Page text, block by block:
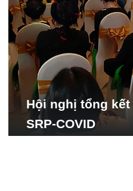
Hội nghị tổng
SRP-COVID